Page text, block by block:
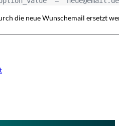
die neue Wunschemail ersetzt